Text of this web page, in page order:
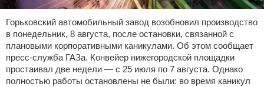
Горьковский автомобильный завод возобновил производство
в понедельник, 8 августа, после остановки, связанной с
плановыми корпоративными каникулами. Об этом сообщает
пресс-служба ГАЗа. Конвейер нижегородской площадки
простаивал две недели — с 25 июля по 7 августа. Однако
полностью работы остановлены не были: во время каникул